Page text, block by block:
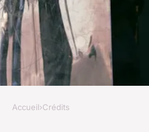
Accueil›Crédits